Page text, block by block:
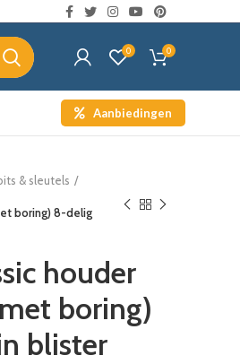
0 0
Aanbiedingen
& sleutels
boring) 8-delig
houder
boring)
blister